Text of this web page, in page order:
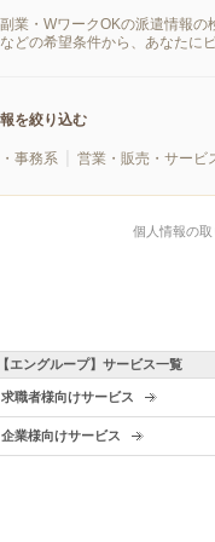
業・WワークOKの派遣情報
どの希望条件から、あなたに
を絞り込む
事務系 営業・販売・サービ
個人情報の
【エングループ】サービス一覧
求職者様向けサービス
企業様向けサービス